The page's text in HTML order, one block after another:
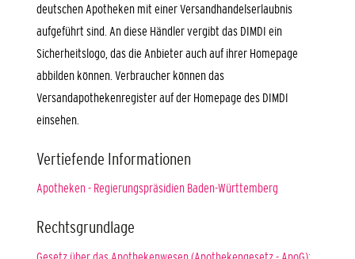
deutschen Apotheken mit einer Versandhandelserlaubnis
aufgeführt sind. An diese Händler vergibt das DIMDI ein
Sicherheitslogo, das die Anbieter auch auf ihrer Homepage
abbilden können. Verbraucher können das
Versandapothekenregister auf der Homepage des DIMDI
einsehen.
Vertiefende Informationen
Apotheken - Regierungspräsidien Baden-Württemberg
Rechtsgrundlage